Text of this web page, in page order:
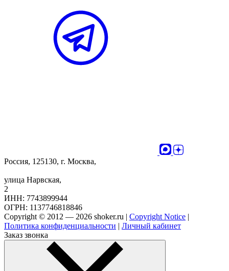
Россия, 125130, г. Москва,
улица Нарвская,
2
ИНН: 7743899944
ОГРН: 1137746818846
Copyright © 2012 — 2026 shoker.ru | Copyright Notice |
Политика конфиденциальности | Личный кабинет
Заказ звонка